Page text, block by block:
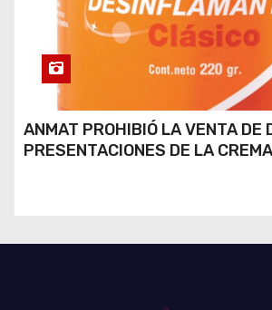
ANMAT PROHIBIÓ LA VENTA DE
PRESENTACIONES DE LA